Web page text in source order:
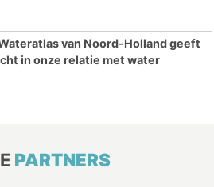
van Noord-Holland geeft
in onze relatie met water
PARTNERS